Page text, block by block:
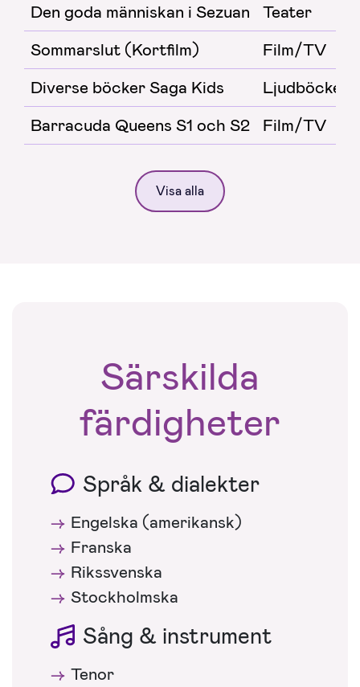
Den goda människan i Sezuan
Teater
Sommarslut (Kortfilm)
Film/TV
Diverse böcker Saga Kids
Ljudböcker
Barracuda Queens S1 och S2
Film/TV
Visa alla
Särskilda
färdigheter
Språk & dialekter
Engelska (amerikansk)
Franska
Rikssvenska
Stockholmska
Sång & instrument
Tenor